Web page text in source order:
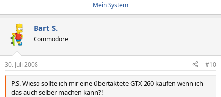
Mein System
Bart S.
Commodore
30. Juli 2008 #10
P.S. Wieso sollte ich mir eine übertaktete GTX 260 kaufen wenn ich
das auch selber machen kann?!